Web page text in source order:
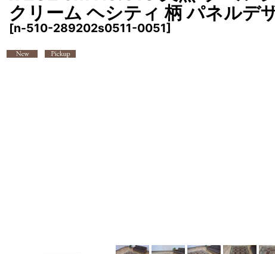
クリーム ヘシティ 柄 パネル
[n-510-289202s0511-0051]